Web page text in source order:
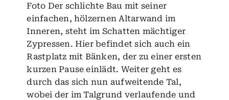
Foto Der schlichte Bau mit seiner
einfachen, hölzernen Altarwand im
Inneren, steht im Schatten mächtiger
Zypressen. Hier befindet sich auch ein
Rastplatz mit Bänken, der zu einer ersten
kurzen Pause einlädt. Weiter geht es
durch das sich nun aufweitende Tal,
wobei der im Talgrund verlaufende und